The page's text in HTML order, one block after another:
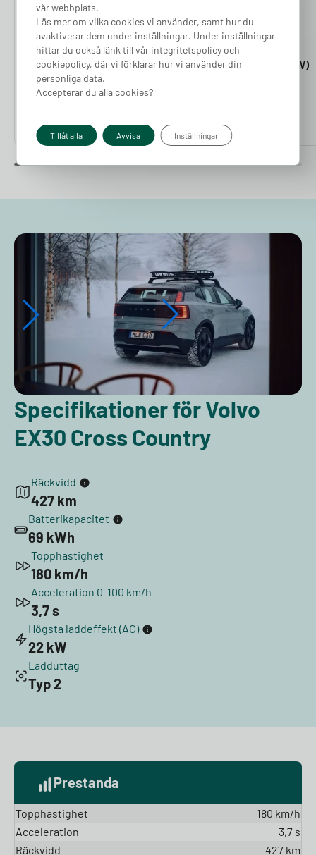
Laddkabel 5-20m (11kW)
Finns i lager
Pris från
2 380kr
Laddkabel 5-20m (22kW)
Pris från
2 980kr
Specifikationer för Volvo
EX30 Cross Country
Räckvidd
427 km
Batterikapacitet
69 kWh
Topphastighet
180 km/h
Acceleration 0-100 km/h
3,7 s
Högsta laddeffekt (AC)
22 kW
Ladduttag
Typ 2
Prestanda
Topphastighet
180 km/h
Acceleration
3,7 s
Räckvidd
427 km
vår webbplats.
Läs mer om vilka cookies vi använder, samt hur du
avaktiverar dem under inställningar. Under inställningar
hittar du också länk till vår integritetspolicy och
cookiepolicy, där vi förklarar hur vi använder din
personliga data.
Accepterar du alla cookies?
Tillåt alla Avvisa Inställningar